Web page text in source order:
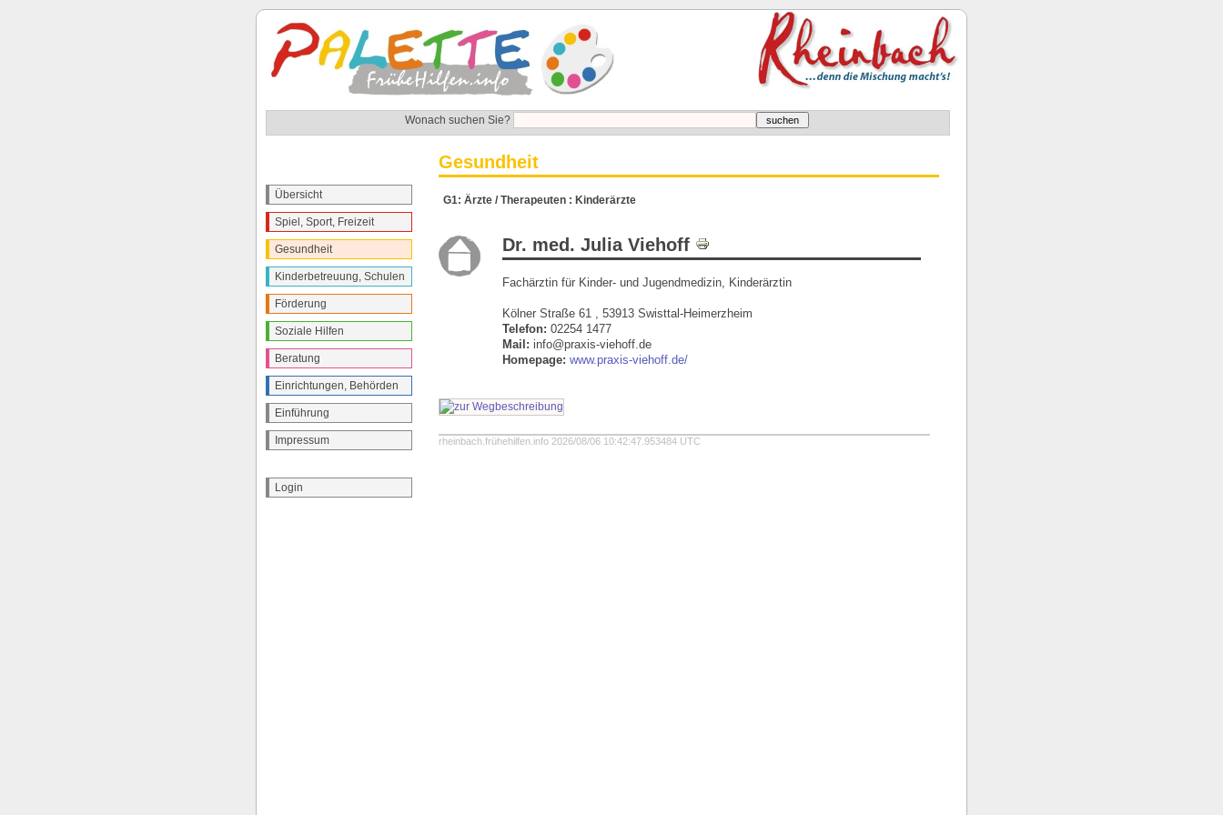
Wonach suchen Sie?
Gesundheit
G1: Ärzte / Therapeuten : Kinderärzte
Dr. med. Julia Viehoff
Fachärztin für Kinder- und Jugendmedizin, Kinderärztin
Kölner Straße 61 , 53913 Swisttal-Heimerzheim
Telefon: 02254 1477
Mail: info@praxis-viehoff.de
Homepage: www.praxis-viehoff.de/
rheinbach.frühehilfen.info 2026/08/06 10:42:47.953484 UTC
Übersicht
Spiel, Sport, Freizeit
Gesundheit
Kinderbetreuung, Schulen
Förderung
Soziale Hilfen
Beratung
Einrichtungen, Behörden
Einführung
Impressum
Login